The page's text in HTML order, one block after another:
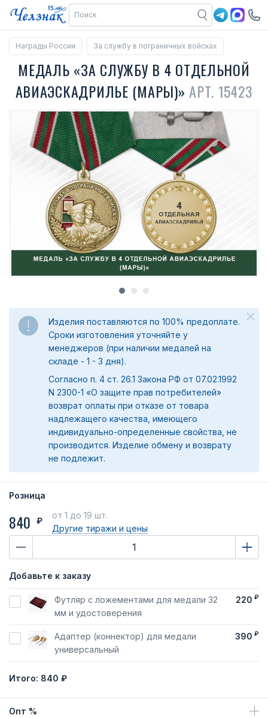
Награды России За службу в пограничных войсках
МЕДАЛЬ «ЗА СЛУЖБУ В 4 ОТДЕЛЬНОЙ
АВИАЭСКАДРИЛЬЕ (МАРЫ)»АРТ. 15423
Изделия поставляются по 100% предоплате.
Сроки изготовления уточняйте у
менеджеров (при наличии медалей на
складе - 1 - 3 дня).
Согласно п. 4 ст. 26.1 Закона РФ от 07.02.1992
N 2300-1 «О защите прав потребителей»
возврат оплаты при отказе от товара
надлежащего качества, имеющего
индивидуально-определенные свойства, не
производится. Изделие обмену и возврату
не подлежит.
Розница
840 ₽
от 1 до 19 шт.
Другие тиражии цены
Добавьте к заказу
Футляр с ложементами для медали 32
мм и удостоверения
220 ₽
Адаптер (коннектор) для медали
универсальный
390 ₽
Итого: 840 ₽
Опт %